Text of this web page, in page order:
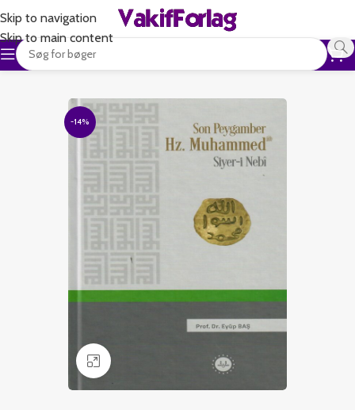
Skip to navigation
Skip to main content
-14%